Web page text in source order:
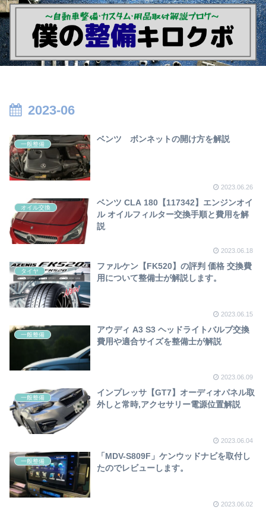
2023-06
一般整備
ベンツ ボンネットの開け方を解説
2023.06.26
オイル交換
ベンツ CLA 180【117342】エンジンオイ
ル オイルフィルター交換手順と費用を解
説
2023.06.18
タイヤ
ファルケン【FK520】の評判 価格 交換費
用について整備士が解説します。
2023.06.15
一般整備
アウディ A3 S3 ヘッドライトバルブ交換
費用や適合サイズを整備士が解説
2023.06.09
一般整備
インプレッサ【GT7】オーディオパネル取
外しと常時,アクセサリー電源位置解説
2023.06.04
一般整備
「MDV-S809F」ケンウッドナビを取付し
たのでレビューします。
2023.06.02